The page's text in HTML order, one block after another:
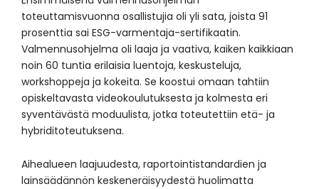
toteuttamisvuonna osallistujia oli yli sata, joista 91
prosenttia sai ESG-varmentaja-sertifikaatin.
Valmennusohjelma oli laaja ja vaativa, kaiken kaikkiaan
noin 60 tuntia erilaisia luentoja, keskusteluja,
workshoppeja ja kokeita. Se koostui omaan tahtiin
opiskeltavasta videokoulutuksesta ja kolmesta eri
syventävästä moduulista, jotka toteutettiin etä- ja
hybriditoteutuksena.
Aihealueen laajuudesta, raportointistandardien ja
lainsäädännön keskeneräisyydestä huolimatta